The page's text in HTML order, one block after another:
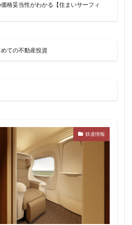
格妥当性がわかる【住まいサーフィ
ての不動産投資
鉄道情報